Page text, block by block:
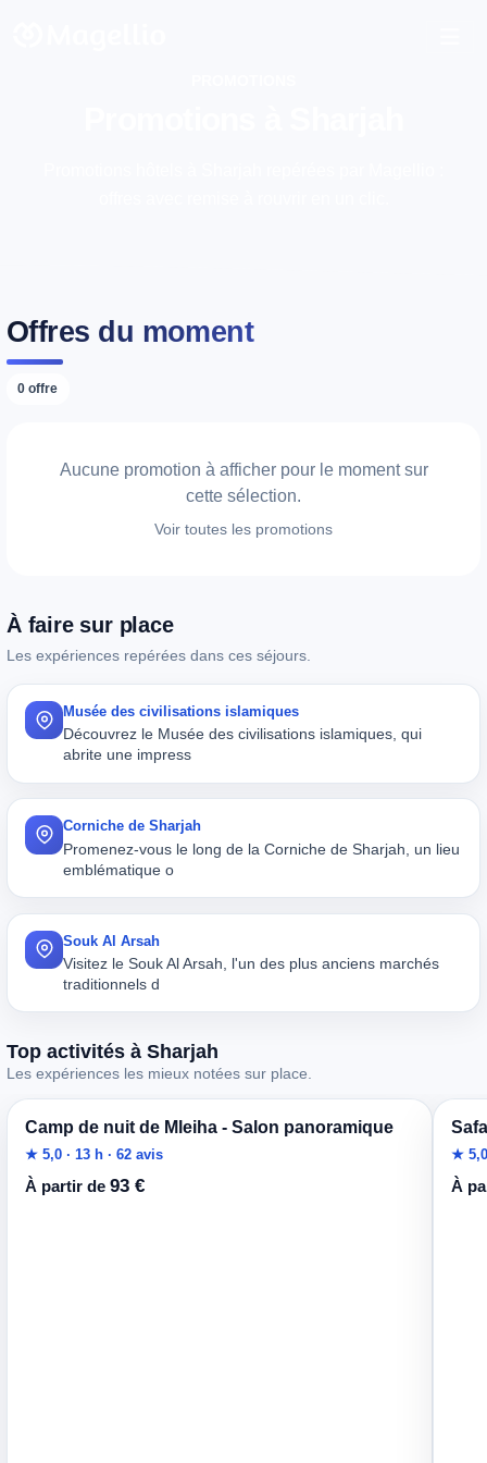
Offres du moment
0 offre
Aucune promotion à afficher pour le moment sur
cette sélection.
Voir toutes les promotions
À faire sur place
Les expériences repérées dans ces séjours.
Musée des civilisations islamiques
Découvrez le Musée des civilisations islamiques, qui
abrite une impress
Corniche de Sharjah
Promenez-vous le long de la Corniche de Sharjah, un lieu
emblématique o
Souk Al Arsah
Visitez le Souk Al Arsah, l'un des plus anciens marchés
traditionnels d
Top activités à Sharjah
Les expériences les mieux notées sur place.
Camp de nuit de Mleiha - Salon panoramique
★ 5,0 · 13 h · 62 avis
À partir de 93 €
★ 5,0
À